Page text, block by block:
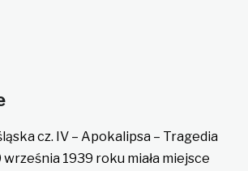
cz. IV – Apokalipsa – Tragedia
września 1939 roku miała miejsce